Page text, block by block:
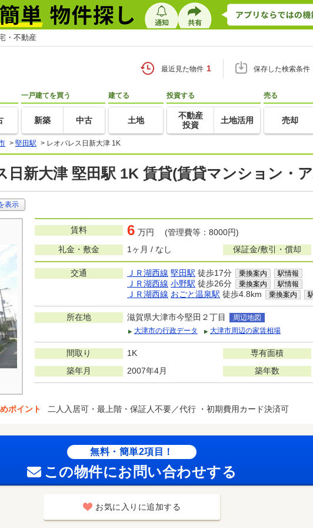
・不動産
最近見た物件 1 保存した検索条件
一戸建てを買う
新築 中古
建てる
土地
投資する
不動産
投資
土地活用
売る
売却
> 堅田駅 > レオパレス日新大津 1K
日新大津 堅田駅 1K 賃貸(賃貸マンション・
表示
賃料 6 万円 (管理費等：8000円)
礼金・敷金
1ヶ月 / なし 保証金/敷引・償却
交通 ＪＲ湖西線 堅田駅 徒歩17分 乗換案内 駅情報
ＪＲ湖西線 小野駅 徒歩26分 乗換案内 駅情報
ＪＲ湖西線 おごと温泉駅 徒歩4.8km 乗換案内
所在地 滋賀県大津市今堅田２丁目
周辺地図
大津市の行政データ
大津市周辺の家賃相場
間取り 1K 専有面積
築年月 2007年4月 築年数
ポイント 二人入居可・最上階・保証人不要／代行 ・初期費用カード決済可
無料・簡単2項目！
この物件にお問い合わせする
お気に入りに追加する